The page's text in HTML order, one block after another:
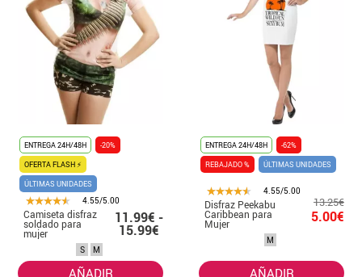
ENTREGA 24H/48H
-20%
OFERTA FLASH ⚡
ÚLTIMAS UNIDADES
4.55/5.00
Camiseta disfraz
soldado para
mujer
11.99€ -
15.99€
S M
AÑADIR
ENTREGA 24H/48H
-62%
REBAJADO %
ÚLTIMAS UNIDADES
4.55/5.00
Disfraz Peekabu
Caribbean para
Mujer
13.25€
5.00€
M
AÑADIR